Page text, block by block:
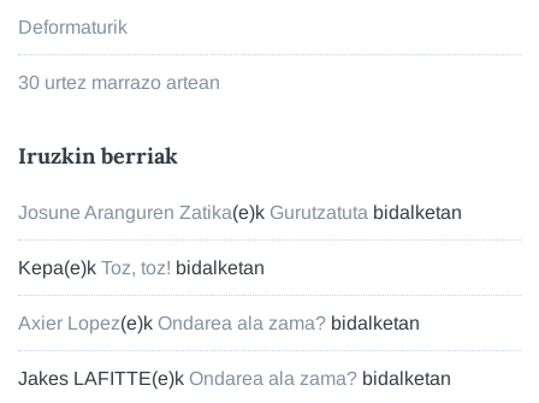
Deformaturik
30 urtez marrazo artean
Iruzkin berriak
Josune Aranguren Zatika(e)k Gurutzatuta bidalketan
Kepa(e)k Toz, toz! bidalketan
Axier Lopez(e)k Ondarea ala zama? bidalketan
Jakes LAFITTE(e)k Ondarea ala zama? bidalketan